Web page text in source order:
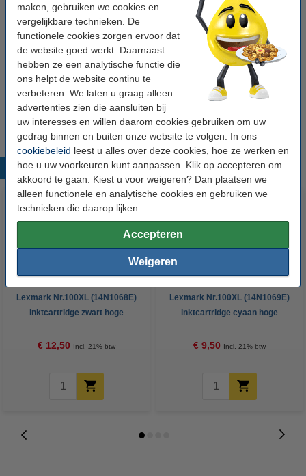
maken, gebruiken we cookies en
vergelijkbare technieken. De
functionele cookies zorgen ervoor dat
de website goed werkt. Daarnaast
hebben ze een analytische functie die
ons helpt de website continu te
verbeteren. We laten u graag alleen
advertenties zien die aansluiten bij
uw interesses en willen daarom cookies gebruiken om uw
gedrag binnen en buiten onze website te volgen. In ons
cookiebeleid leest u alles over deze cookies, hoe ze werken en
hoe u uw voorkeuren kunt aanpassen. Klik op accepteren om
akkoord te gaan. Kiest u voor weigeren? Dan plaatsen we
alleen functionele en analytische cookies en gebruiken we
technieken die daarop lijken.
Accepteren
Weigeren
Tip: complete set bestellen
Lexmark Nr.100XL (14N0850) multipack C/M/Y
(123inkt huismerk)
Tip
Wij adviseren u om deze cartridge i.p.v. de originele cartridge te
Populaire producten
Lexmark Nr.100XL (14N1068E)
inktcartridge zwart hoge
€ 12,50 Incl. 21% btw
Lexmark Nr.100XL (14N1069E)
inktcartridge cyaan hoge
€ 9,50 Incl. 21% btw